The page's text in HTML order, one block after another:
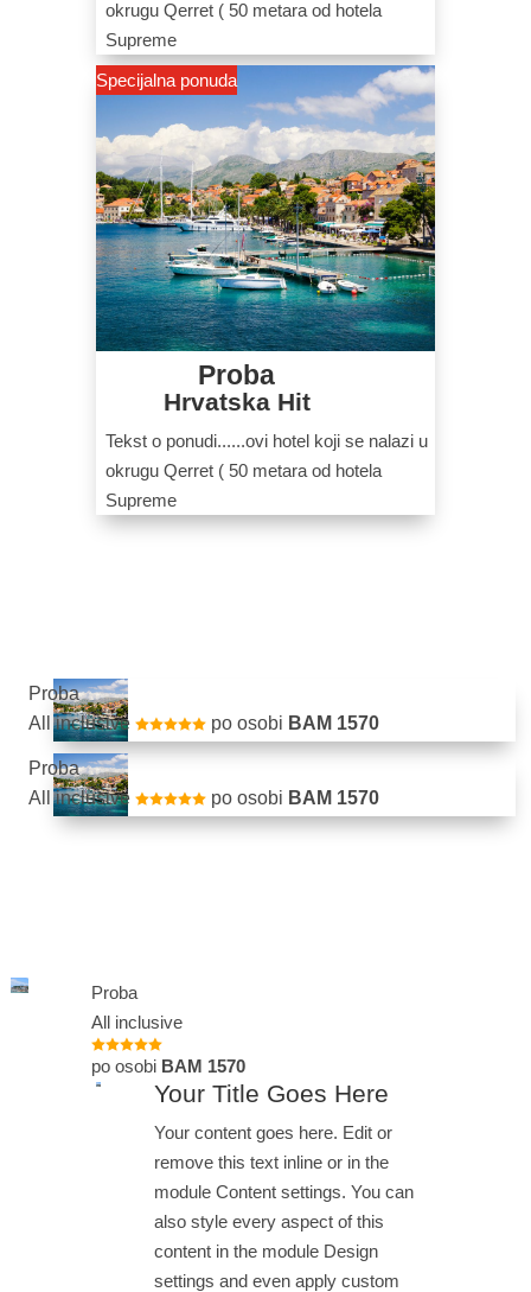
okrugu Qerret ( 50 metara od hotela
Supreme
Specijalna ponuda
Proba
Hrvatska Hit
Tekst o ponudi......ovi hotel koji se nalazi u
okrugu Qerret ( 50 metara od hotela
Supreme
Proba
All inclusive po osobi BAM 1570
Proba
All inclusive po osobi BAM 1570
Proba
All inclusive

po osobi BAM 1570
Your Title Goes Here
Your content goes here. Edit or
remove this text inline or in the
module Content settings. You can
also style every aspect of this
content in the module Design
settings and even apply custom